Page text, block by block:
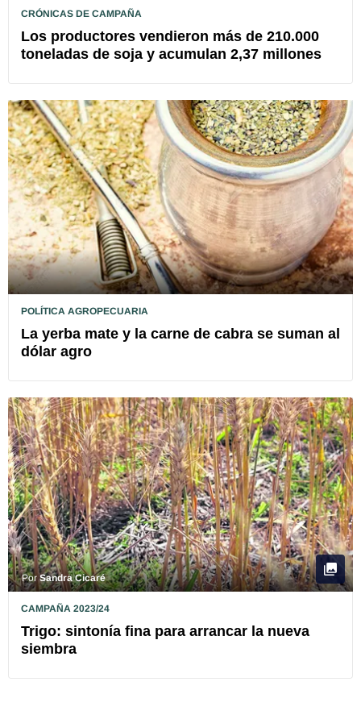
CRÓNICAS DE CAMPAÑA
Los productores vendieron más de 210.000
toneladas de soja y acumulan 2,37 millones
POLÍTICA AGROPECUARIA
La yerba mate y la carne de cabra se suman al
dólar agro
PorSandra Cicaré
CAMPAÑA 2023/24
Trigo: sintonía fina para arrancar la nueva
siembra